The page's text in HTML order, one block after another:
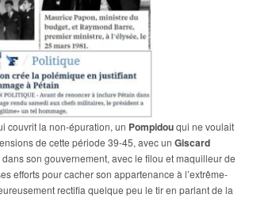
couvrit la non-épuration, un Pompidouqui ne voulait
de cette période 39-45, avec un Giscard
dans son gouvernement, avec le filou et maquilleur de
efforts pour cacher son appartenance à l’extrême-
rectifia quelque peu le tir en parlant de la